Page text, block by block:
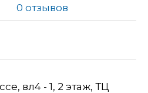
0 отзывов
вл4 - 1, 2 этаж, ТЦ